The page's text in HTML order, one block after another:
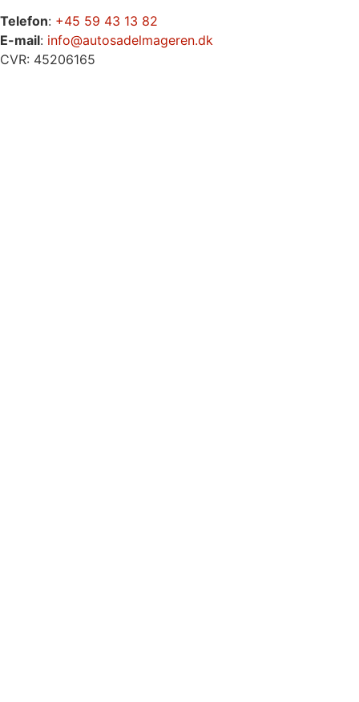
Telefon: +45 59 43 13 82
E-mail: info@autosadelmageren.dk
CVR: 45206165